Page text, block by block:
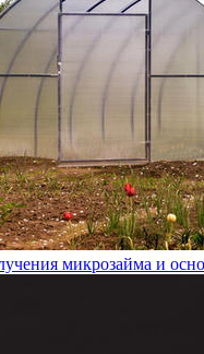
микрозайма и